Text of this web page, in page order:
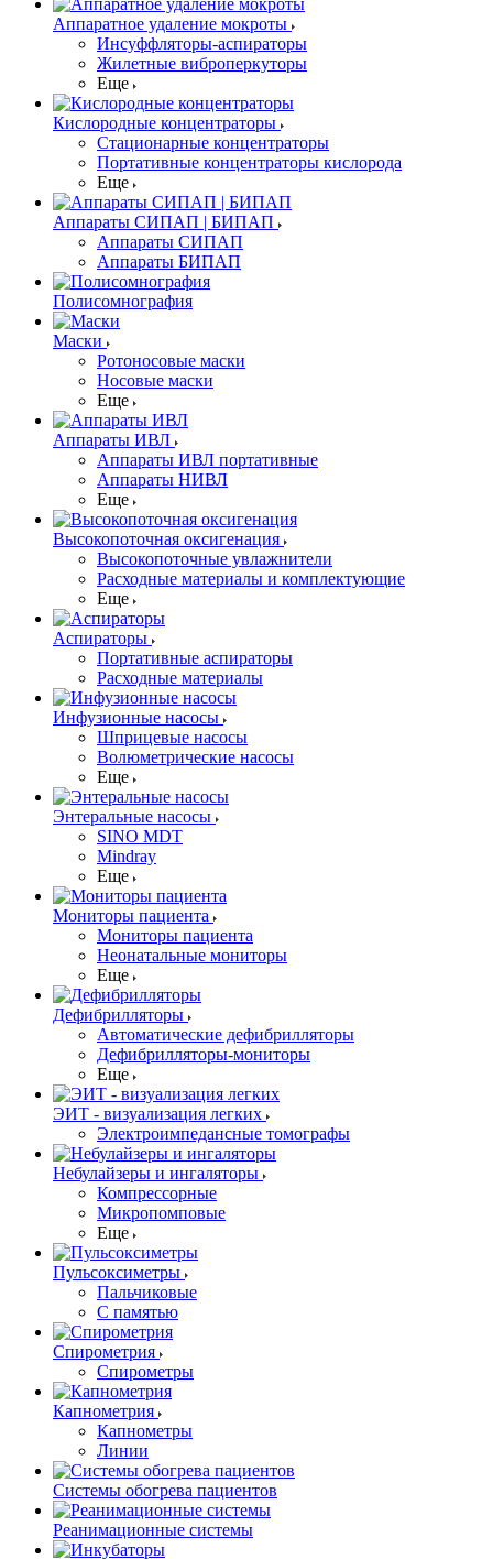
Аппаратное удаление мокроты
Инсуффляторы-аспираторы
Жилетные виброперкуторы
Еще
Кислородные концентраторы
Стационарные концентраторы
Портативные концентраторы кислорода
Еще
Аппараты СИПАП | БИПАП
Аппараты СИПАП
Аппараты БИПАП
Полисомнография
Маски
Ротоносовые маски
Носовые маски
Еще
Аппараты ИВЛ
Аппараты ИВЛ портативные
Аппараты НИВЛ
Еще
Высокопоточная оксигенация
Высокопоточные увлажнители
Расходные материалы и комплектующие
Еще
Аспираторы
Портативные аспираторы
Расходные материалы
Инфузионные насосы
Шприцевые насосы
Волюметрические насосы
Еще
Энтеральные насосы
SINO MDT
Mindray
Еще
Мониторы пациента
Мониторы пациента
Неонатальные мониторы
Еще
Дефибрилляторы
Автоматические дефибрилляторы
Дефибрилляторы-мониторы
Еще
ЭИТ - визуализация легких
Электроимпедансные томографы
Небулайзеры и ингаляторы
Компрессорные
Микропомповые
Еще
Пульсоксиметры
Пальчиковые
С памятью
Спирометрия
Спирометры
Капнометрия
Капнометры
Линии
Системы обогрева пациентов
Реанимационные системы